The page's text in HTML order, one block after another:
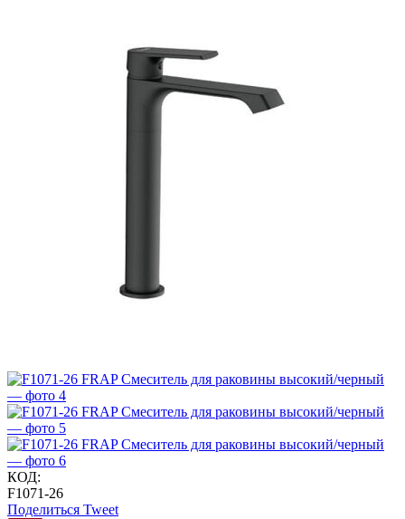
КОД:
F1071-26
Поделиться Tweet